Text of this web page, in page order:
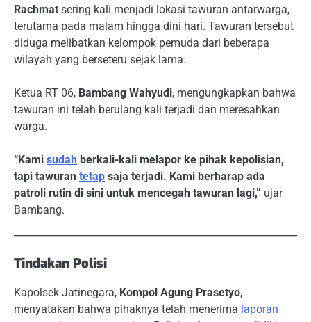
Rachmat sering kali menjadi lokasi tawuran antarwarga,
terutama pada malam hingga dini hari. Tawuran tersebut
diduga melibatkan kelompok pemuda dari beberapa
wilayah yang berseteru sejak lama.
Ketua RT 06, Bambang Wahyudi, mengungkapkan bahwa
tawuran ini telah berulang kali terjadi dan meresahkan
warga.
“Kami sudah berkali-kali melapor ke pihak kepolisian,
tapi tawuran tetap saja terjadi. Kami berharap ada
patroli rutin di sini untuk mencegah tawuran lagi,” ujar
Bambang.
Tindakan Polisi
Kapolsek Jatinegara, Kompol Agung Prasetyo,
menyatakan bahwa pihaknya telah menerima laporan